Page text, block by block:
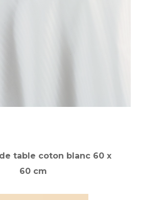
table coton blanc 60 x
60 cm